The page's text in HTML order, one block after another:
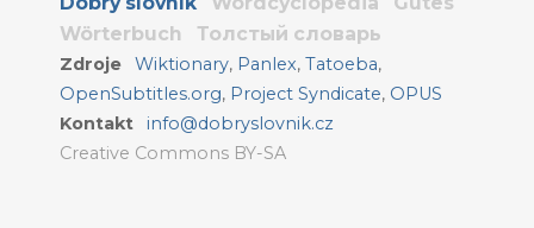
Wörterbuch
Толстый словарь
Zdroje Wiktionary, Panlex,Tatoeba,
OpenSubtitles.org, Project Syndicate, OPUS
Kontakt
info@dobryslovnik.cz
Creative Commons BY-SA